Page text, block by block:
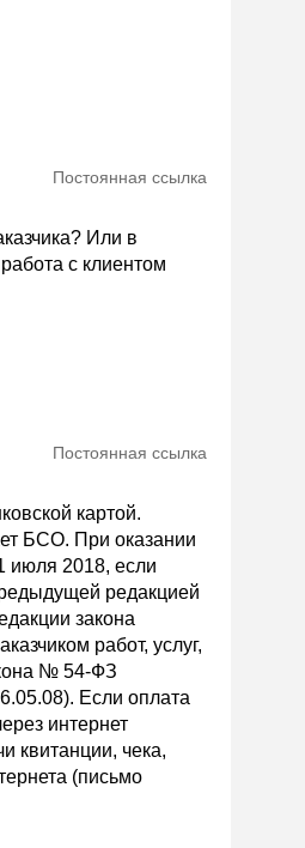
Постоянная ссылка
Или в
с клиентом
Постоянная ссылка
картой.
БСО. При оказании
июля 2018, если
редакцией
закона
работ, услуг,
№ 54-ФЗ
Если оплата
интернет
квитанции, чека,
(письмо